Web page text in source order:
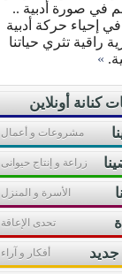
في صورة أدبية ..
في إحياء حركة أدبية
راقية تثري حياتنا
»
كنانة أونلاين
مشروعات و أعمال
زراعة و إنتاج حيوانى
الأسرة و المنزل
تحدى الإعاقة
أفكار و آراء